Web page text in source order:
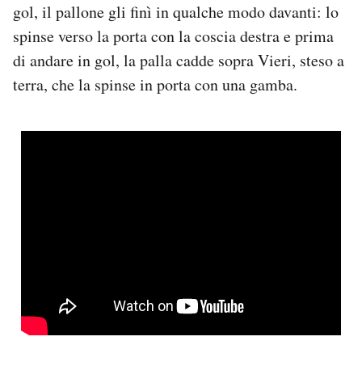
gol, il pallone gli finì in qualche modo davanti: lo
spinse verso la porta con la coscia destra e prima
di andare in gol, la palla cadde sopra Vieri, steso a
terra, che la spinse in porta con una gamba.